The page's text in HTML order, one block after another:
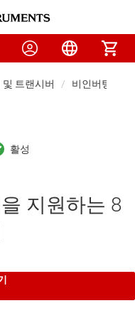
트랜시버 비인버팅 버
지원하는 8